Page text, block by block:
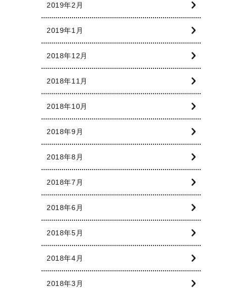
2019年2月
2019年1月
2018年12月
2018年11月
2018年10月
2018年9月
2018年8月
2018年7月
2018年6月
2018年5月
2018年4月
2018年3月